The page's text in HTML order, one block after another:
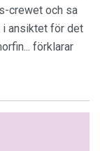
crewet och sa
i ansiktet för det
förklarar